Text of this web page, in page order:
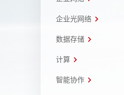
企业光网络
数据存储
计算
智能协作